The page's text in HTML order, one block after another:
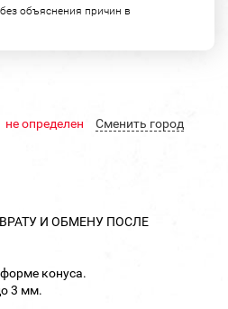
объяснения причин в
не определен Cменить город
И ОБМЕНУ ПОСЛЕ
конуса.
3 мм.